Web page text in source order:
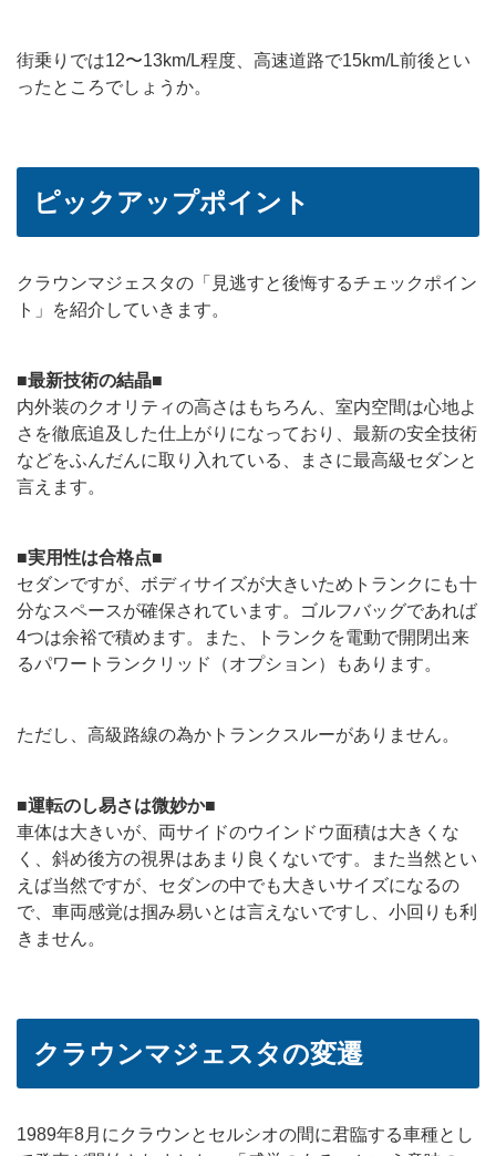
街乗りでは12〜13km/L程度、高速道路で15km/L前後とい
ったところでしょうか。
ピックアップポイント
クラウンマジェスタの「見逃すと後悔するチェックポイン
ト」を紹介していきます。
■最新技術の結晶■
内外装のクオリティの高さはもちろん、室内空間は心地よ
さを徹底追及した仕上がりになっており、最新の安全技術
などをふんだんに取り入れている、まさに最高級セダンと
言えます。
■実用性は合格点■
セダンですが、ボディサイズが大きいためトランクにも十
分なスペースが確保されています。ゴルフバッグであれば
4つは余裕で積めます。また、トランクを電動で開閉出来
るパワートランクリッド（オプション）もあります。
ただし、高級路線の為かトランクスルーがありません。
■運転のし易さは微妙か■
車体は大きいが、両サイドのウインドウ面積は大きくな
く、斜め後方の視界はあまり良くないです。また当然とい
えば当然ですが、セダンの中でも大きいサイズになるの
で、車両感覚は掴み易いとは言えないですし、小回りも利
きません。
クラウンマジェスタの変遷
1989年8月にクラウンとセルシオの間に君臨する車種とし